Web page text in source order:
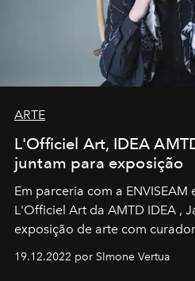
ARTE
L'Officiel Art, IDEA
juntam para exposição
Em parceria com a ENVISEAM
L'Officiel Art da AMTD IDEA ,
exposição de arte com
19.12.2022 por SImone Vertua